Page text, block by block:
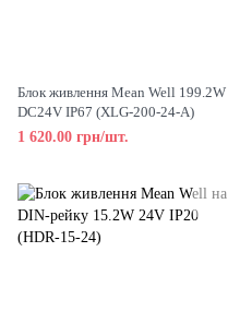
Блок живлення Mean Well 199.2W
DC24V IP67 (XLG-200-24-A)
1 620.00 грн/шт.